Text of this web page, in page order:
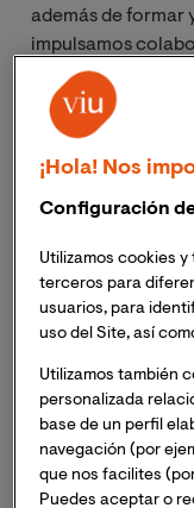
además de formar
impulsamos
investigación y
apoyar y visibilizar
comunidad
Iniciativas’ o
como Fundación
contacto
educativa nos
de las
valor a la hora de
área, así como
directa que
totalmente
encontrar los
¡Hola! Nos
Configuración
Utilizamos cookies
terceros para
usuarios, para
uso del Site, así
Utilizamos también
personalizada
base de un perfil
navegación (por
que nos facilites
Puedes aceptar o